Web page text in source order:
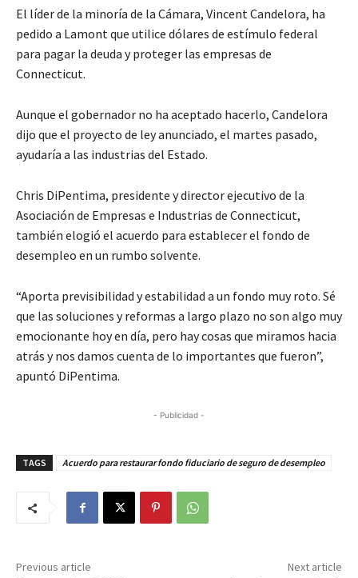
El líder de la minoría de la Cámara, Vincent Candelora, ha
pedido a Lamont que utilice dólares de estímulo federal
para pagar la deuda y proteger las empresas de
Connecticut.
Aunque el gobernador no ha aceptado hacerlo, Candelora
dijo que el proyecto de ley anunciado, el martes pasado,
ayudaría a las industrias del Estado.
Chris DiPentima, presidente y director ejecutivo de la
Asociación de Empresas e Industrias de Connecticut,
también elogió el acuerdo para establecer el fondo de
desempleo en un rumbo solvente.
“Aporta previsibilidad y estabilidad a un fondo muy roto. Sé
que las soluciones y reformas a largo plazo no son algo muy
emocionante hoy en día, pero hay cosas que miramos hacia
atrás y nos damos cuenta de lo importantes que fueron”,
apuntó DiPentima.
- Publicidad -
TAGS Acuerdo para restaurar fondo fiduciario de seguro de desempleo
Previous article Next article